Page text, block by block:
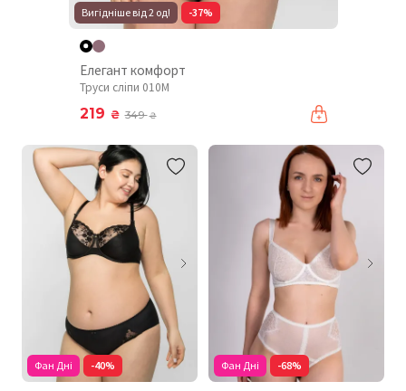
Вигідніше від 2 од! -37%
Елегант комфорт
Труси сліпи 010М
219 ₴ 349₴
Фан Дні -40% Фан Дні -68%